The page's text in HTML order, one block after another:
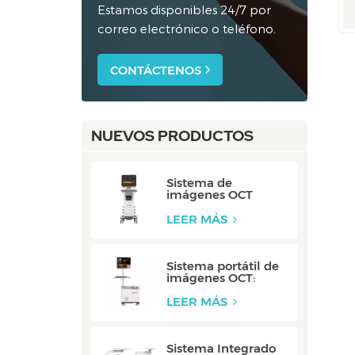
Estamos disponibles 24/7 por
correo electrónico o teléfono.
CONTÁCTENOS
NUEVOS PRODUCTOS
Sistema de
imágenes OCT
P80/P80-E
LEER MÁS
Sistema portátil de
imágenes OCT:
Mobile/Mobile-E
LEER MÁS
Sistema Integrado